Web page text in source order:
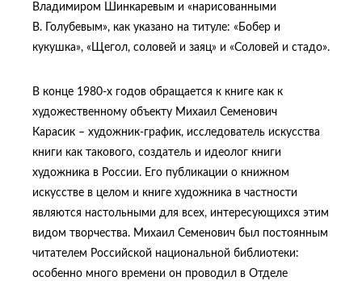
Владимиром Шинкаревым и «нарисованными
В. Голубевым», как указано на титуле: «Бобер и
кукушка», «Щегол, соловей и заяц» и «Соловей и стадо».
В конце 1980-х годов обращается к книге как к
художественному объекту Михаил Семенович
Карасик – художник-график, исследователь искусства
книги как такового, создатель и идеолог книги
художника в России. Его публикации о книжном
искусстве в целом и книге художника в частности
являются настольными для всех, интересующихся этим
видом творчества. Михаил Семенович был постоянным
читателем Российской национальной библиотеки:
особенно много времени он проводил в Отделе